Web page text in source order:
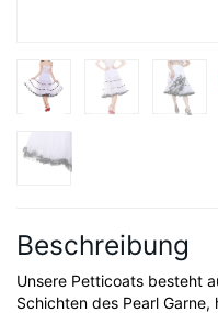
Beschreibung
Unsere Petticoats besteht
Schichten des Pearl Garne,